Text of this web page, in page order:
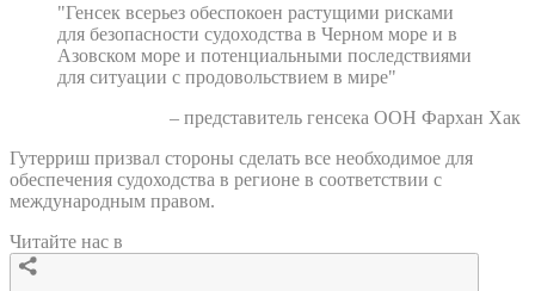
"Генсек всерьез обеспокоен растущими рисками
для безопасности судоходства в Черном море и в
Азовском море и потенциальными последствиями
для ситуации с продовольствием в мире"
– представитель генсека ООН Фархан Хак
Гутерриш призвал стороны сделать все необходимое для
обеспечения судоходства в регионе в соответствии с
международным правом.
Читайте нас в